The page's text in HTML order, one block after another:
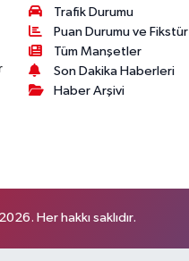
Trafik Durumu
Puan Durumu ve Fikstür
Tüm Manşetler
Son Dakika Haberleri
Haber Arşivi
Her hakkı saklıdır.